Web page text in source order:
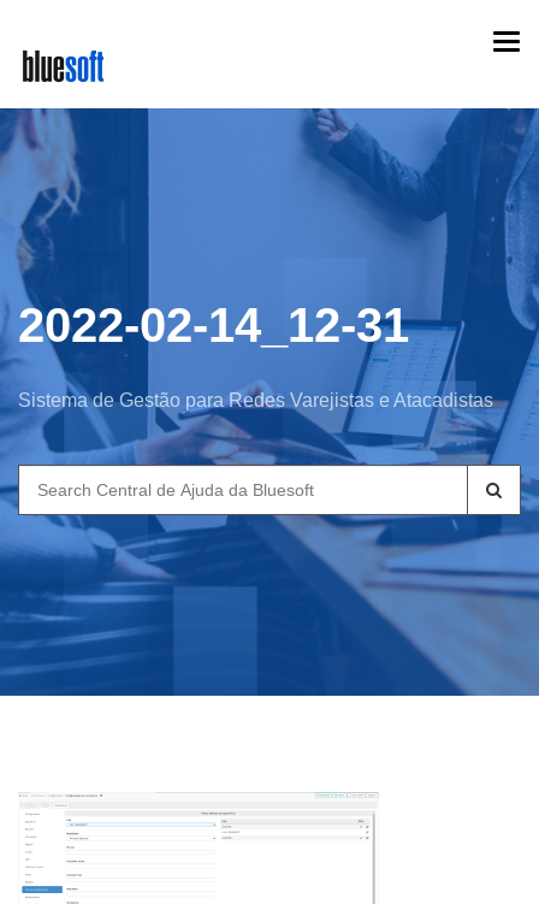
main
content
2022-02-14_12-31
Sistema de Gestão para Redes Varejistas e Atacadistas
Search
for: